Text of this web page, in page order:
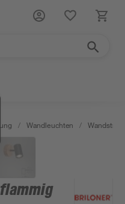
/ Wandleuchten /